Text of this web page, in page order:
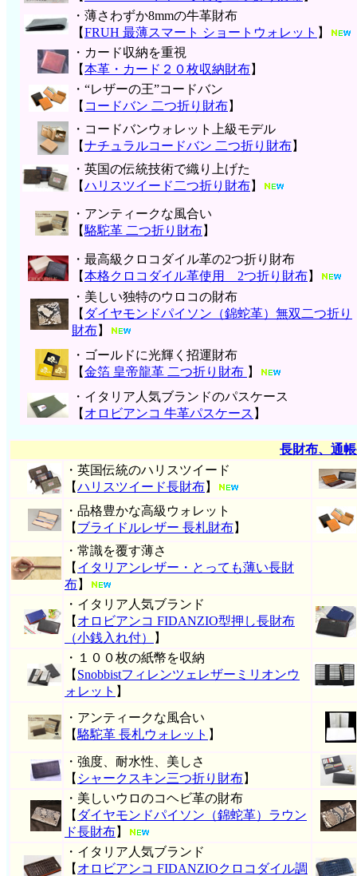
・薄さわずか8mmの牛革財布
【FRUH 最薄スマート ショートウォレット 】
・カード収納を重視
【本革・カード２０枚収納財布】
・“レザーの王”コードバン
【 コードバン 二つ折り財布】
・コードバンウォレット上級モデル
【ナチュラルコードバン 二つ折り財布】
・英国の伝統技術で織り上げた
【ハリスツイード二つ折り財布】
・アンティークな風合い
【駱駝革 二つ折り財布】
・最高級クロコダイル革の2つ折り財布
【本格クロコダイル革使用 2つ折り財布】
・美しい独特のウロコの財布
【 ダイヤモンドパイソン（錦蛇革）無双二つ折り
財布】
・ゴールドに光輝く招運財布
【金箔 皇帝龍革 二つ折り財布 】
・イタリア人気ブランドのパスケース
【 オロビアンコ 牛革パスケース 】
長財布、通
・英国伝統のハリスツイード
【ハリスツイード長財布】
・品格豊かな高級ウォレット
【 ブライドルレザー 長札財布】
・常識を覆す薄さ
【 イタリアンレザー・とっても薄い長財
布】
・イタリア人気ブランド
【 オロビアンコ FIDANZIO型押し長財布
（小銭入れ付）
】
・１００枚の紙幣を収納
【 Snobbistフィレンツェレザーミリオンウ
ォレット 】
・アンティークな風合い
【駱駝革 長札ウォレット 】
・強度、耐水性、美しさ
【 シャークスキン三つ折り財布】
・美しいウロのコヘビ革の財布
【 ダイヤモンドパイソン（錦蛇革）ラウン
ド長財布】
・イタリア人気ブランド
【 オロビアンコ FIDANZIOクロコダイル調